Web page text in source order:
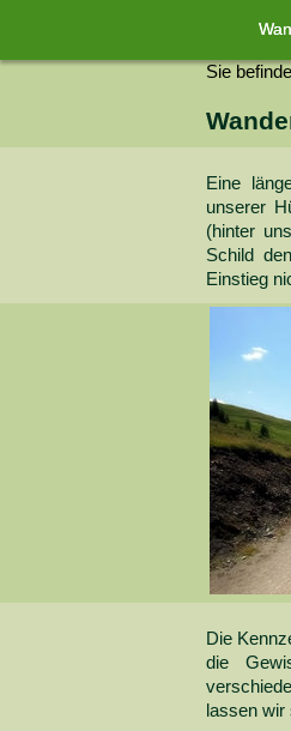
Sie
Eine
unserer
(hinter
Schild
Einstieg
Die
die
lassen wir